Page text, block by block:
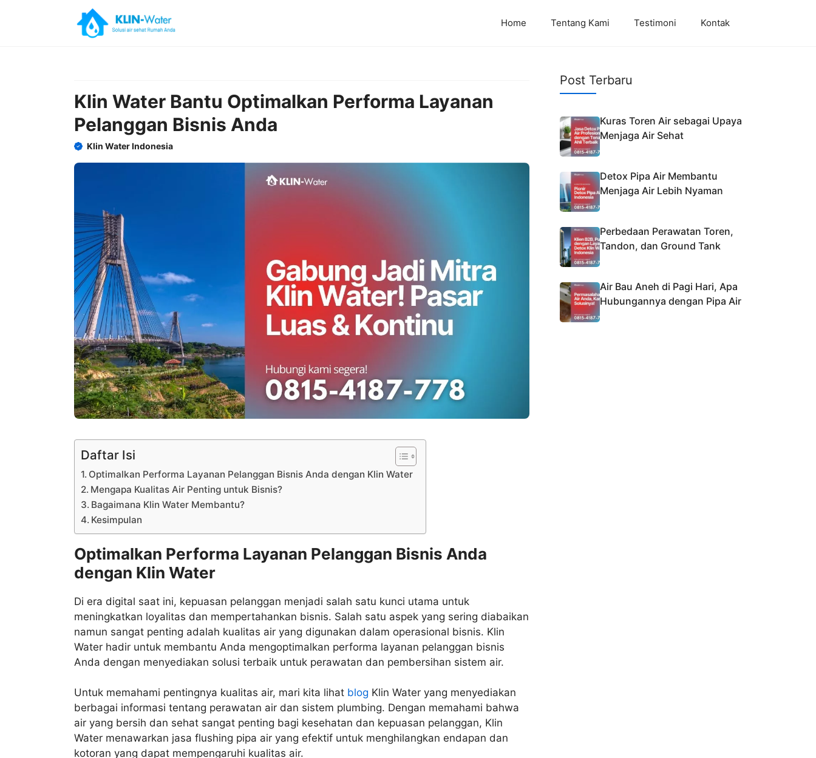
Home Tentang Kami Testimoni Kontak
Klin Water Bantu Optimalkan Performa Layanan
Pelanggan Bisnis Anda
Klin Water Indonesia
Daftar Isi
Optimalkan Performa Layanan Pelanggan Bisnis Anda dengan Klin Water
Mengapa Kualitas Air Penting untuk Bisnis?
Bagaimana Klin Water Membantu?
Kesimpulan
Optimalkan Performa Layanan Pelanggan Bisnis Anda
dengan Klin Water
Di era digital saat ini, kepuasan pelanggan menjadi salah satu kunci utama untuk
meningkatkan loyalitas dan mempertahankan bisnis. Salah satu aspek yang sering diabaikan
namun sangat penting adalah kualitas air yang digunakan dalam operasional bisnis. Klin
Water hadir untuk membantu Anda mengoptimalkan performa layanan pelanggan bisnis
Anda dengan menyediakan solusi terbaik untuk perawatan dan pembersihan sistem air.
Untuk memahami pentingnya kualitas air, mari kita lihat blog Klin Water yang menyediakan
berbagai informasi tentang perawatan air dan sistem plumbing. Dengan memahami bahwa
air yang bersih dan sehat sangat penting bagi kesehatan dan kepuasan pelanggan, Klin
Water menawarkan jasa flushing pipa air yang efektif untuk menghilangkan endapan dan
kotoran yang dapat mempengaruhi kualitas air.
Post Terbaru
Kuras Toren Air sebagai Upaya
Menjaga Air Sehat
Detox Pipa Air Membantu
Menjaga Air Lebih Nyaman
Perbedaan Perawatan Toren,
Tandon, dan Ground Tank
Air Bau Aneh di Pagi Hari, Apa
Hubungannya dengan Pipa Air